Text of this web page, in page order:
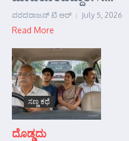
ವರದರಾಜನ್ ಟಿ ಆರ್ July 5, 2026
Read More
ಸಣ್ಣ ಕಥೆ
ದೊಡ್ಡದು